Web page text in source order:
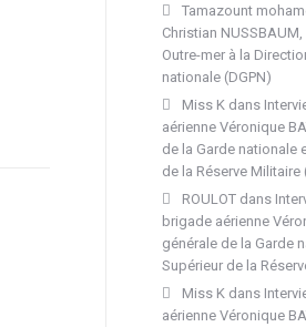
Tamazount
Christian
Outre-mer à la
nationale (DGPN)
Miss K dans
aérienne Véronique
de la Garde nationale
de la Réserve Militaire
ROULOT dans
brigade aérienne
générale de la Garde
Supérieur de la
Miss K dans
aérienne Véronique